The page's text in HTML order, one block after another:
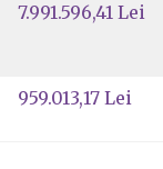
7.991.596,41 Lei
959.013,17 Lei